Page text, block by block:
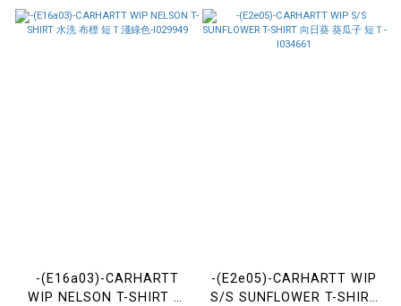
-(E16a03)-CARHARTT
WIP NELSON T-SHIRT 水
-(E2e05)-CARHARTT WIP
S/S SUNFLOWER T-SHIRT